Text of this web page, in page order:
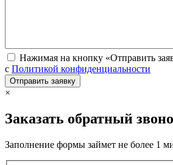
Нажимая на кнопку «Отправить
с Политикой конфиденциальности
×
Заказать обратный
Заполнение формы займет не более 1